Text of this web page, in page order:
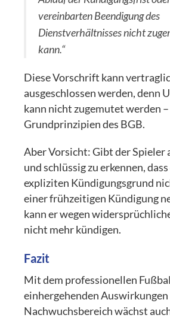
vereinbarten Beendigung des
Dienstverhältnisses nicht
kann.“
Diese Vorschrift kann
ausgeschlossen werden, denn
kann nicht zugemutet werden
Grundprinzipien des BGB.
Aber Vorsicht: Gibt der Spieler
und schlüssig zu erkennen,
expliziten Kündigungsgrund
einer frühzeitigen Kündigung
kann er wegen
nicht mehr kündigen.
Fazit
Mit dem professionellen
einhergehenden Auswirkungen
Nachwuchsbereich wächst